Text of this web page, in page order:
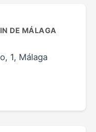
DE MÁLAGA
1, Málaga